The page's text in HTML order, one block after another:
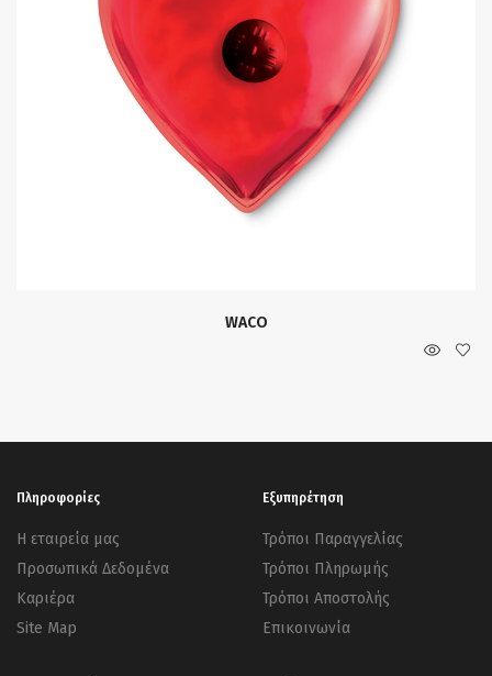
WACO
Πληροφορίες
Η εταιρεία μας
Προσωπικά Δεδομένα
Καριέρα
Site Map
Εξυπηρέτηση
Τρόποι Παραγγελίας
Τρόποι Πληρωμής
Τρόποι Αποστολής
Επικοινωνία